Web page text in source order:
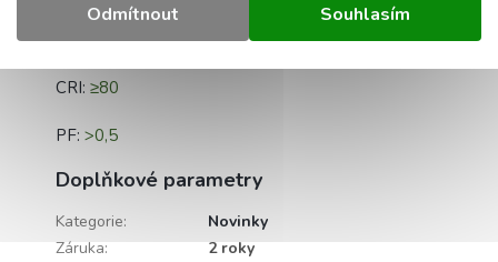
Odmítnout Souhlasím
Napájení:jednostranné
CRI: ≥80
PF: >0,5
Doplňkové parametry
Kategorie:
Novinky
Záruka:
2 roky